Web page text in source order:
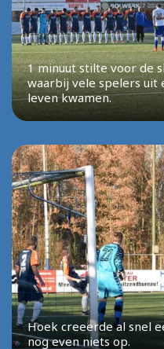
1 minuut stilte voor de
waarbij vele spelers
leven kwamen.
Hoek creeerde al snel
nog even niets op.